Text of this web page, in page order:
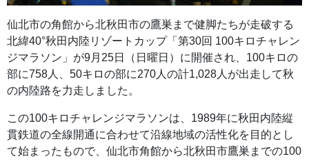
仙北市の角館から北秋田市の鷹巣まで健脚たちが走破する
北緯40°秋田内陸リゾートカップ「第30回 100キロチャレン
ジマラソン」が9月25日（日曜日）に開催され、100キロの
部に758人、50キロの部に270人の計1,028人が出走して秋
の内陸路を力走しました。
この100キロチャレンジマラソンは、1989年に秋田内陸縦
貫鉄道の全線開通に合わせて沿線地域の活性化を目的とし
て始まったもので、仙北市角館から北秋田市鷹巣までの100